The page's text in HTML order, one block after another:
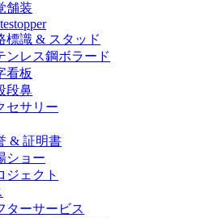
舗装
標識 & スタッド
ンレス鋼ボラード
看板
段鼻
セサリー
& 証明書
ショー
ジェクト
ターサービス